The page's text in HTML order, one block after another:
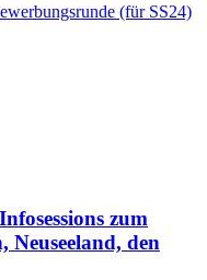
(für SS24)
zum
Neuseeland, den